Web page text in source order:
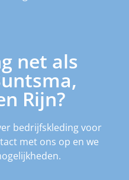
net als
Rijn?
bedrijfskleding voor
met ons op en we